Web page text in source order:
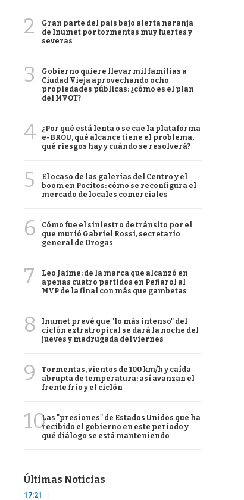
2
Gran parte del país bajo alerta naranja
de Inumet por tormentas muy fuertes y
severas
3
Gobierno quiere llevar mil familias a
Ciudad Vieja aprovechando ocho
propiedades públicas: ¿cómo es el plan
del MVOT?
4
¿Por qué está lenta o se cae la plataforma
e-BROU, qué alcance tiene el problema,
qué riesgos hay y cuándo se resolverá?
5
El ocaso de las galerías del Centro y el
boom en Pocitos: cómo se reconfigura el
mercado de locales comerciales
6
Cómo fue el siniestro de tránsito por el
que murió Gabriel Rossi, secretario
general de Drogas
7
Leo Jaime: de la marca que alcanzó en
apenas cuatro partidos en Peñarol al
MVP de la final con más que gambetas
8
Inumet prevé que "lo más intenso" del
ciclón extratropical se dará la noche del
jueves y madrugada del viernes
9
Tormentas, vientos de 100 km/h y caída
abrupta de temperatura: así avanzan el
frente frío y el ciclón
10Las "presiones" de Estados Unidos que ha
recibido el gobierno en este período y
qué diálogo se está manteniendo
Últimas Noticias
17:21